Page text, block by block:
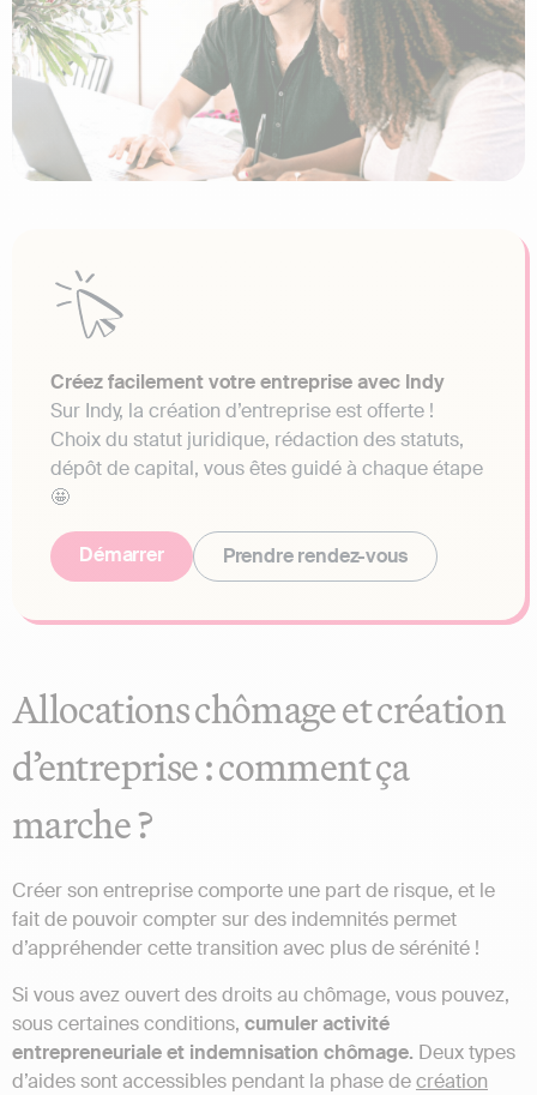
Créez facilement votre entreprise avec Indy
Sur Indy, la création d’entreprise est offerte !
Choix du statut juridique, rédaction des statuts,
dépôt de capital, vous êtes guidé à chaque étape
🤩
Démarrer Prendre rendez-vous
Allocations chômage et création
d’entreprise : comment ça
marche ?
Créer son entreprise comporte une part de risque, et le
fait de pouvoir compter sur des indemnités permet
d’appréhender cette transition avec plus de sérénité !
Si vous avez ouvert des droits au chômage, vous pouvez,
sous certaines conditions, cumuler activité
entrepreneuriale et indemnisation chômage. Deux types
d’aides sont accessibles pendant la phase decréation